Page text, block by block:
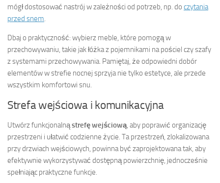
mógł dostosować nastrój w zależności od potrzeb, np. do czytania
przed snem.
Dbaj o praktyczność: wybierz meble, które pomogą w
przechowywaniu, takie jak łóżka z pojemnikami na pościel czy szafy
z systemami przechowywania. Pamiętaj, że odpowiedni dobór
elementów w strefie nocnej sprzyja nie tylko estetyce, ale przede
wszystkim komfortowi snu.
Strefa wejściowa i komunikacyjna
Utwórz funkcjonalnąstrefę wejściową, aby poprawić organizację
przestrzeni i ułatwić codzienne życie. Ta przestrzeń, zlokalizowana
przy drzwiach wejściowych, powinna być zaprojektowana tak, aby
efektywnie wykorzystywać dostępną powierzchnię, jednocześnie
spełniając praktyczne funkcje.